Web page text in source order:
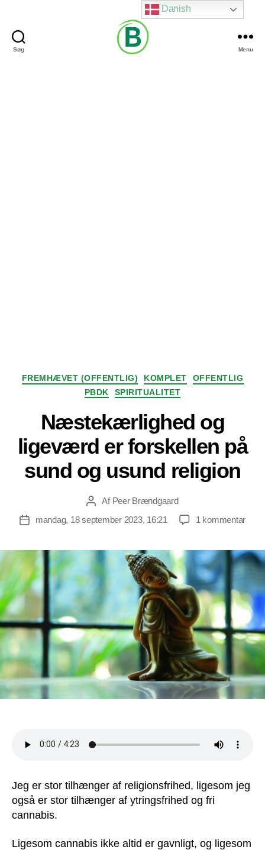
Søg Menu
Kategorier
FREMHÆVET (OFFENTLIG) KOMPLET
OFFENTLIG
PBDK
SPIRITUALITET
Næstekærlighed og
ligeværd er forskellen på
sund og usund religion
Indlægsforfatter
Af Peer Brændgaard
Indlægsdato
mandag, 18 september 2023, 16:21 1 kommentartil
på
sund
og
Jeg er stor tilhænger af religionsfrihed, ligesom jeg
også er stor tilhænger af ytringsfrihed og fri
cannabis.
Ligesom cannabis ikke altid er gavnligt, og ligesom
Danish